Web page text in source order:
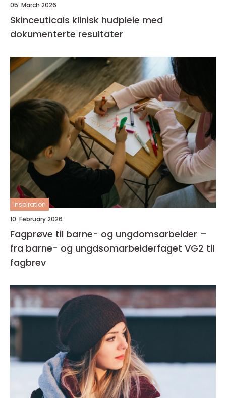
05. March 2026
Skinceuticals klinisk hudpleie med
dokumenterte resultater
inspiration
10. February 2026
Fagprøve til barne- og ungdomsarbeider –
fra barne- og ungdsomarbeiderfaget VG2 til
fagbrev